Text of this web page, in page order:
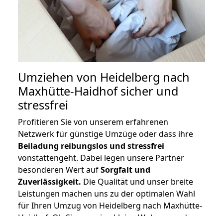
Umziehen von Heidelberg nach
Maxhütte-Haidhofsicher und
stressfrei
Profitieren Sie von unserem erfahrenen
Netzwerk für günstige Umzüge oder dass ihre
Beiladung reibungslos und stressfrei
vonstattengeht. Dabei legen unsere Partner
besonderen Wert aufSorgfalt und
Zuverlässigkeit. Die Qualität und unser breite
Leistungen machen uns zu der optimalen Wahl
für Ihren Umzug von Heidelberg nach Maxhütte-